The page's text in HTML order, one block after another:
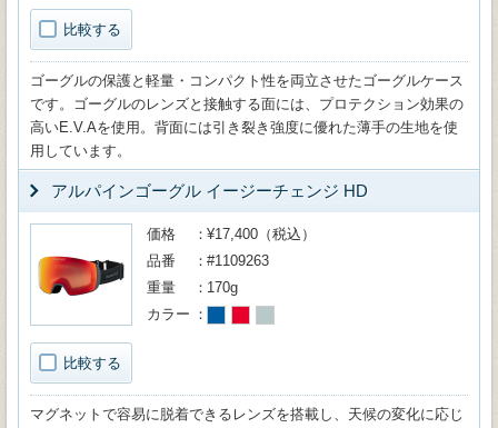
比較する
ゴーグルの保護と軽量・コンパクト性を両立させたゴーグルケース
です。ゴーグルのレンズと接触する面には、プロテクション効果の
高いE.V.Aを使用。背面には引き裂き強度に優れた薄手の生地を使
用しています。
アルパインゴーグル イージーチェンジ HD
比較する
価格
¥17,400（税込）
品番
#1109263
重量
170g
カラー
マグネットで容易に脱着できるレンズを搭載し、天候の変化に応じ